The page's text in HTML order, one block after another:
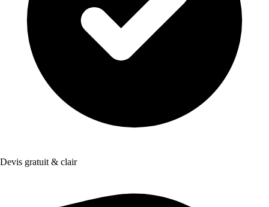
Devis gratuit & clair